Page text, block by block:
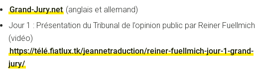
Grand-Jury.net (anglais et allemand)
Jour 1 : Présentation du Tribunal de l’opinion public par Reiner Fuellmich
(vidéo)
https://télé.fiatlux.tk/jeannetraduction/reiner-fuellmich-jour-1-grand-
jury/